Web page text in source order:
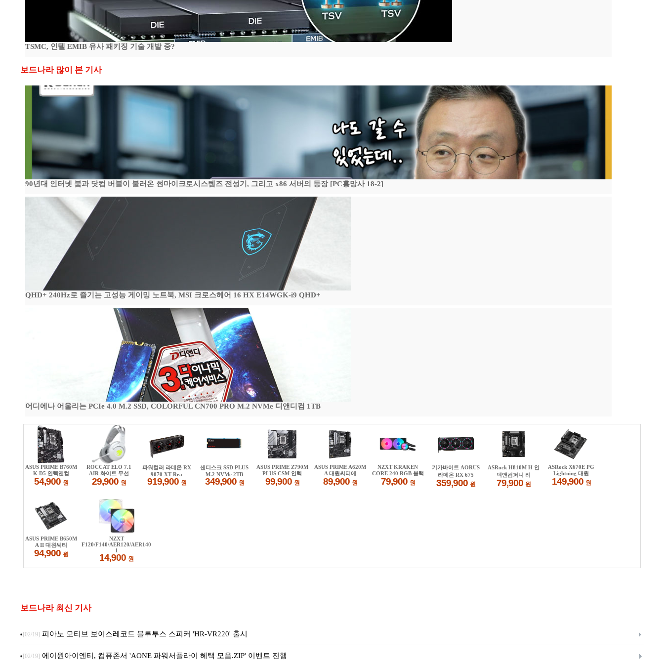
TSMC, 인텔 EMIB 유사 패키징 기술 개발 중?
보드나라 많이 본 기사
90년대 인터넷 붐과 닷컴 버블이 불러온 썬마이크로시스템즈 전성기, 그리고 x86 서버의 등장 [PC흥망사 18-2]
QHD+ 240Hz로 즐기는 고성능 게이밍 노트북, MSI 크로스헤어 16 HX E14WGK-i9 QHD+
어디에나 어울리는 PCIe 4.0 M.2 SSD, COLORFUL CN700 PRO M.2 NVMe 디앤디컴 1TB
보드나라 최신 기사
[02/19] 피아노 모티브 보이스레코드 블루투스 스피커 'HR-VR220' 출시
[02/19] 에이원아이엔티, 컴퓨존서 'AONE 파워서플라이 혜택 모음.ZIP' 이벤트 진행